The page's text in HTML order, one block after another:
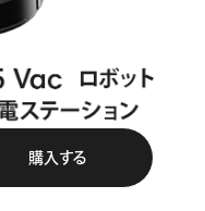
購入する